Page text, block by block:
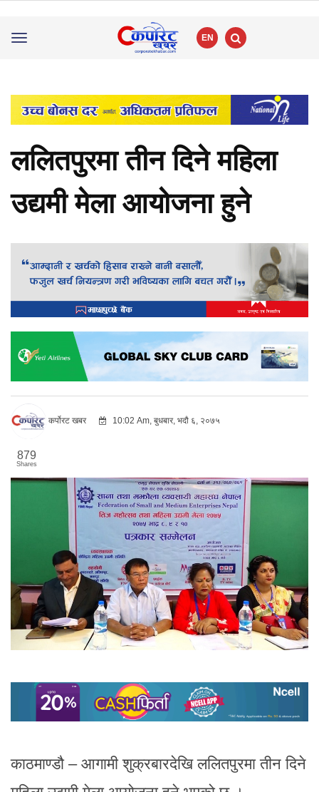
Toggle
EN
ललितपुरमा तीन दिने महिला
उद्यमी मेला आयोजना हुने
कर्पोरट खबर 10:02 Am, बुधबार, भदौ ६, २०७५
879
Shares
काठमाण्डौ – आगामी शुक्रबारदेखि ललितपुरमा तीन दिने